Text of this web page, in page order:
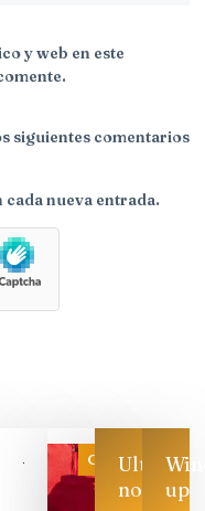
y web en este
siguientes comentarios
nueva entrada.
CategoríaUltimas
noticias
up